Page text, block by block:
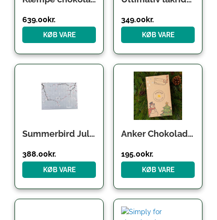
639.00kr.
KØB VARE
349.00kr.
KØB VARE
Summerbird Julekalender Classic til 2 pers.
388.00 kr.
KØB VARE
Anker Chokolade julekalender til børn
195.00 kr.
KØB VARE